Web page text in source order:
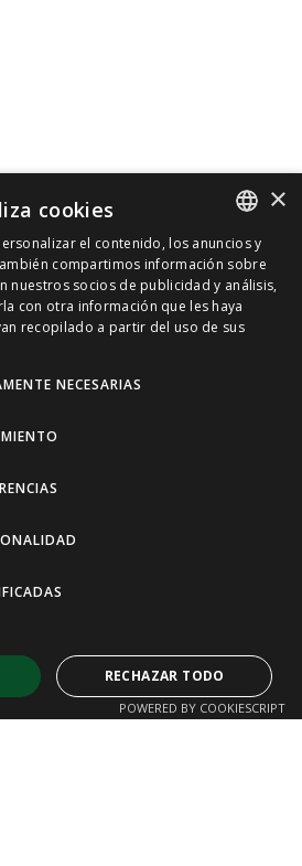
SPANISH
CAT
×
cookies
el contenido, los anuncios y
compartimos información sobre
nuestros socios de publicidad y análisis,
con otra información que les haya
recopilado a partir del uso de sus
NECESARIAS
RECHAZAR TODO
POWERED BY COOKIESCRIPT